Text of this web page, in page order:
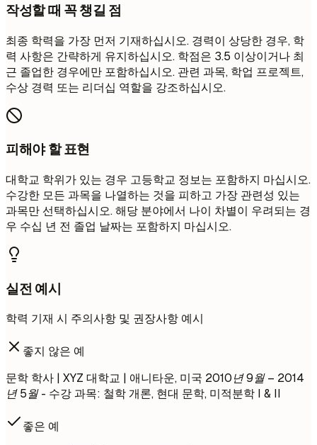
작성할 때 꼭 챙길 점
최종 학력을 가장 먼저 기재하십시오. 경력이 상당한 경우, 학
력 사항은 간략하게 유지하십시오. 학점은 3.5 이상이거나 최
근 졸업한 경우에만 포함하십시오. 관련 과목, 학업 프로젝트,
수상 경력 또는 리더십 역할을 강조하십시오.
피해야 할 표현
대학교 학위가 있는 경우 고등학교 정보는 포함하지 마십시오.
수강한 모든 과목을 나열하는 것을 피하고 가장 관련성 있는
과목만 선택하십시오. 해당 분야에서 나이 차별이 우려되는 경
우 수십 년 전 졸업 날짜는 포함하지 마십시오.
실전 예시
학력 기재 시 주의사항 및 권장사항 예시
좋지 않은 예
문학 학사 | XYZ 대학교 | 애니타운, 미국 2010년 9월 – 2014
년 5월- 수강 과목: 철학 개론, 현대 문학, 미적분학 I & II
좋은 예